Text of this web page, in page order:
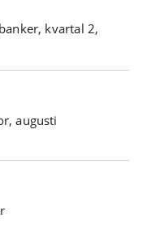
kvartal 2,
augusti